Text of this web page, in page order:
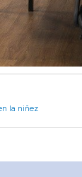
la niñez